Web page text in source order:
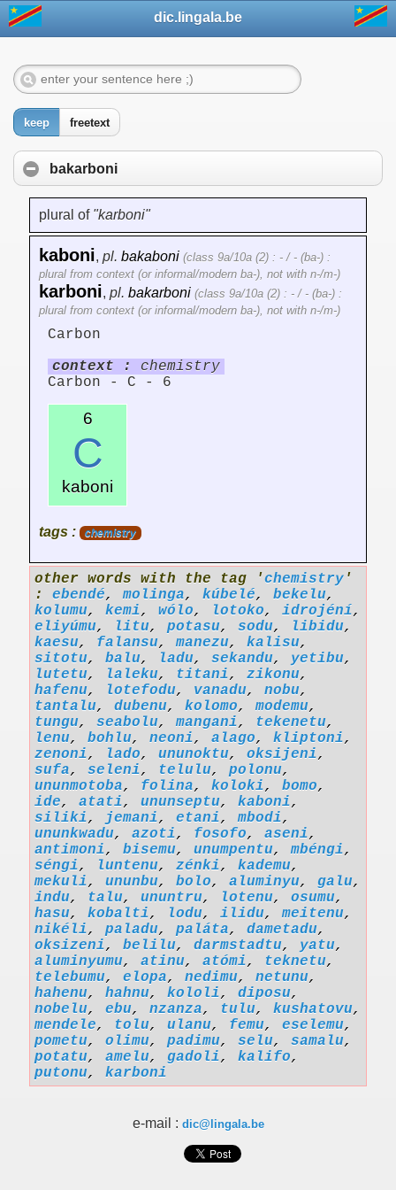
dic.lingala.be
keep freetext
bakarboni
plural of "karboni"
kaboni, pl. bakaboni (class 9a/10a (2) : - / - (ba-) :
plural from context (or informal/modern ba-), not with n-/m-)
karboni, pl. bakarboni (class 9a/10a (2) : - / - (ba-) :
plural from context (or informal/modern ba-), not with n-/m-)
Carbon
context :
chemistry
Carbon - C - 6
6
C
kaboni
tags : chemistry
other words with the tag 'chemistry '
: ebendé,molinga, kúbelé, bekelu,
kolumu, kemi, wólo, lotoko, idrojéní,
eliyúmu, litu, potasu, sodu, libidu,
kaesu, falansu,manezu, kalisu,
sitotu, balu, ladu, sekandu, yetibu,
lutetu, laleku, titani, zikonu,
hafenu, lotefodu, vanadu, nobu,
tantalu, dubenu, kolomo,modemu,
tungu, seabolu,mangani, tekenetu,
lenu, bohlu, neoni, alago, kliptoni,
zenoni, lado, ununoktu, oksijeni,
sufa, seleni, telulu, polonu,
ununmotoba, folina, koloki, bomo,
ide, atati, ununseptu, kaboni,
siliki, jemani, etani,mbodi,
ununkwadu, azoti, fosofo, aseni,
antimoni, bisemu, unumpentu,mbéngi,
séngi, luntenu, zénki, kademu,
mekuli, ununbu, bolo, aluminyu, galu,
indu, talu, ununtru, lotenu, osumu,
hasu, kobalti, lodu, ilidu,meitenu,
nikéli, paladu, paláta, dametadu,
oksizeni, belilu, darmstadtu, yatu,
aluminyumu, atinu, atómi, teknetu,
telebumu, elopa, nedimu, netunu,
hahenu, hahnu, kololi, diposu,
nobelu, ebu, nzanza, tulu, kushatovu,
mendele, tolu, ulanu, femu, eselemu,
pometu, olimu, padimu, selu, samalu,
potatu, amelu, gadoli, kalifo,
putonu, karboni
e-mail : dic@lingala.be